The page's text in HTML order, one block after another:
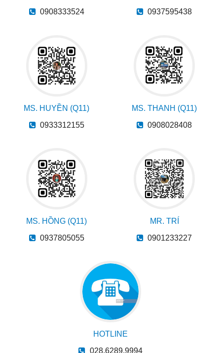
0908333524 0937595438
MS. HUYỀN (Q11)
0933312155
MS. THANH (Q11)
0908028408
MS. HỒNG (Q11)
0937805055
MR. TRÍ
0901233227
HOTLINE
028.6289.9994